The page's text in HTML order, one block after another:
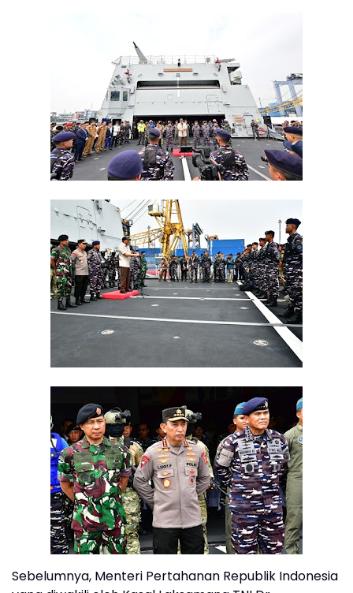
Sebelumnya, Menteri Pertahanan Republik Indonesia